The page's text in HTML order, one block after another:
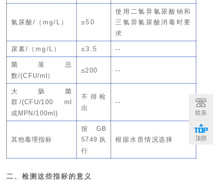
氰尿酸/（mg/L） ≤50
使用二氯异氰尿酸钠和
三氯异氰尿酸消毒时要
求
尿素/（mg/L） ≤3.5 --
菌落总
数/(CFU/ml）
≤200 --
大肠菌
群/(CFU/100 ml
或MPN/100ml)
不得检
出
--
其他毒理指标
按GB
5749执
行
根据水质情况选择
二、检测这些指标的意义
联系
顶部